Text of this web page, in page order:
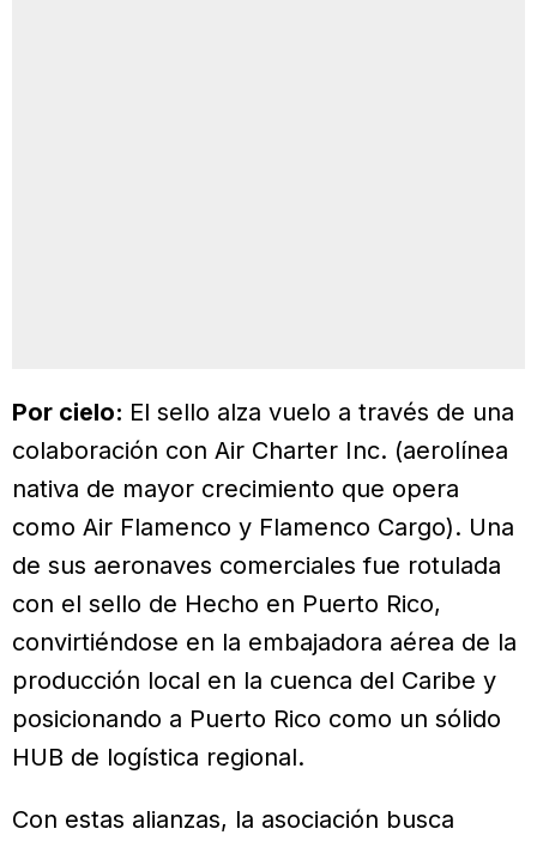
Por cielo: El sello alza vuelo a través de una
colaboración con Air Charter Inc. (aerolínea
nativa de mayor crecimiento que opera
como Air Flamenco y Flamenco Cargo). Una
de sus aeronaves comerciales fue rotulada
con el sello de Hecho en Puerto Rico,
convirtiéndose en la embajadora aérea de la
producción local en la cuenca del Caribe y
posicionando a Puerto Rico como un sólido
HUB de logística regional.
Con estas alianzas, la asociación busca